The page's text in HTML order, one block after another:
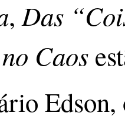
,Das
Caos